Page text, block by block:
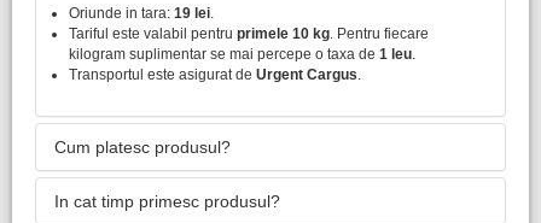
Oriunde in tara: 19 lei
Tariful este valabil pentru primele 10 kg . Pentru fiecare
kilogram suplimentar se mai percepe o taxa de 1 leu
Transportul este asigurat de Urgent Cargus
Cum platesc produsul?
In cat timp primesc produsul?